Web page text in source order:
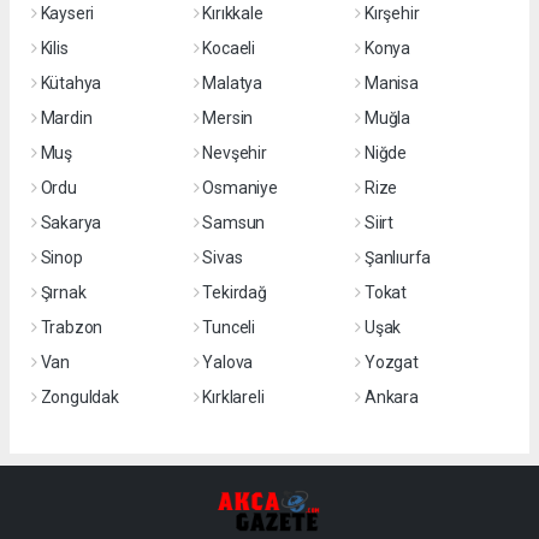
Kayseri Kırıkkale
Kırşehir
Kilis
Kocaeli
Konya
Kütahya
Malatya
Manisa
Mardin
Mersin
Muğla
Muş
Nevşehir
Niğde
Ordu
Osmaniye
Rize
Sakarya
Samsun
Siirt
Sinop
Sivas
Şanlıurfa
Şırnak
Tekirdağ
Tokat
Trabzon
Tunceli
Uşak
Van
Yalova
Yozgat
Zonguldak
Kırklareli Ankara